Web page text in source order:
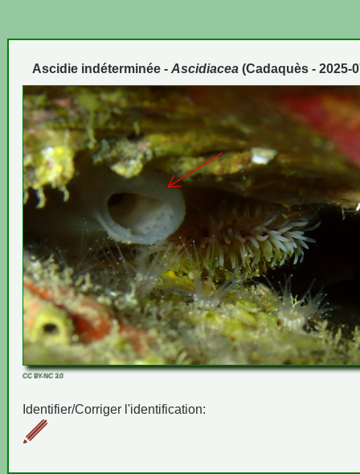
Ascidie indéterminée -Ascidiacea (Cadaquès - 2025-
CC BY-NC 3.0
Identifier/Corriger l'identification: